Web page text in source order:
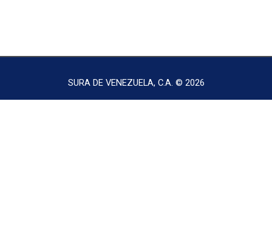
SURA DE VENEZUELA, C.A. © 2026